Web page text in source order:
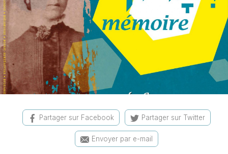
Partager sur Facebook Partager sur Twitter
Envoyer par e-mail